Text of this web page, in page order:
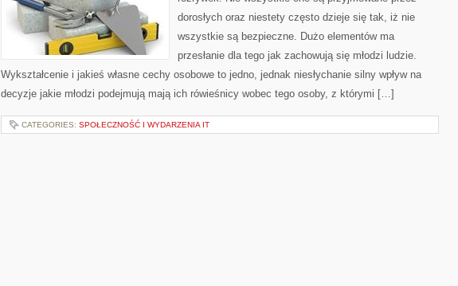
KTO
ŚWIADOMOŚĆ
dorosłych oraz niestety często dzieje się tak, iż nie
wszystkie są bezpieczne. Dużo elementów ma
przesłanie dla tego jak zachowują się młodzi ludzie.
Wykształcenie i jakieś własne cechy osobowe to jedno, jednak niesłychanie silny wpływ na
decyzje jakie młodzi podejmują mają ich rówieśnicy wobec tego osoby, z którymi […]
CATEGORIES: SPOŁECZNOŚĆ I WYDARZENIA IT